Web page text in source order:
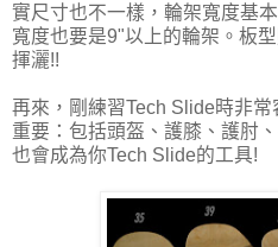
實尺寸也不一樣，輪架寬度基
寬度也要是9"以上的輪架。板
揮灑!!
再來，剛練習Tech Slide時非
重要：包括頭盔、護膝、護肘
也會成為你Tech Slide的工具!